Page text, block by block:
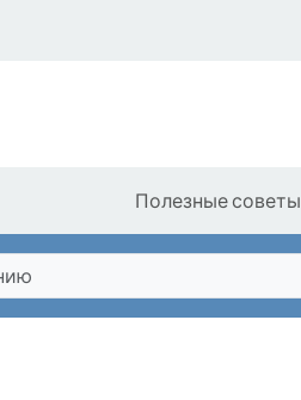
Полезные советы